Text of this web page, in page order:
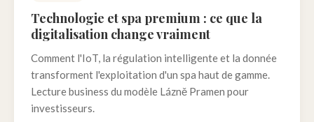
Technologie et spa premium : ce que la
digitalisation change vraiment
Comment l'IoT, la régulation intelligente et la donnée
transforment l'exploitation d'un spa haut de gamme.
Lecture business du modèle Lázně Pramen pour
investisseurs.